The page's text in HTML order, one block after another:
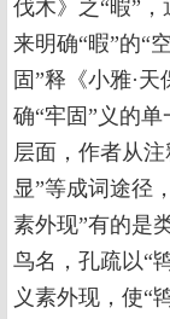
伐木》之“暇”
来明确“暇”的“
固”释《小雅·
确“牢固”义的
层面，作者从
显”等成词途径
素外现”有的是
鸟名，孔疏以“
义素外现，使“